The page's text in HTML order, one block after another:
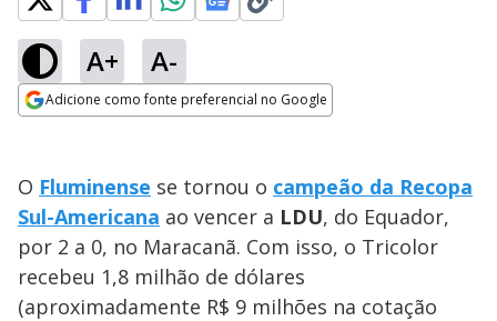
A+ A-
Adicione como fonte preferencial no Google
O Fluminense se tornou o campeão da Recopa
Sul-Americana ao vencer a LDU, do Equador,
por 2 a 0, no Maracanã. Com isso, o Tricolor
recebeu 1,8 milhão de dólares
(aproximadamente R$ 9 milhões na cotação